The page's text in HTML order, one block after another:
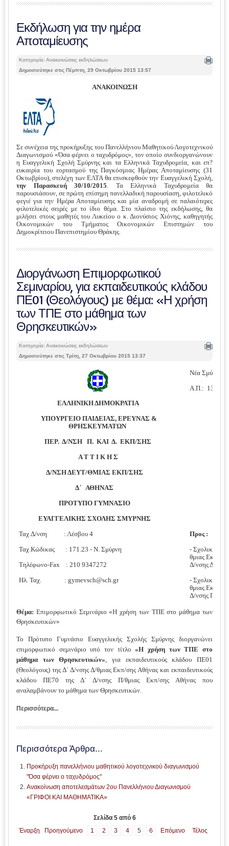
Εκδήλωση για την ημέρα
Αποταμίευσης
Κατηγορία: Ανακοινώσεις εκδηλώσεων
Δημοσιεύτηκε στις Πέμπτη, 29 Οκτωβρίου 2015 13:57
ΑΝΑΚΟΙΝΩΣΗ
Σε συνέχεια της προκήρυξης του Πανελλήνιου Μαθητικού Λογοτεχνικού
Διαγωνισμού «Όσα φέρνει ο ταχυδρόμος», τον οποίο συνδιοργανώνουν
η Ευαγγελική Σχολή Σμύρνης και τα Ελληνικά Ταχυδρομεία, και επ?
ευκαιρία του εορτασμού της Παγκόσμιας Ημέρας Αποταμίευσης (31
Οκτωβρίου), στελέχη των ΕΛΤΑ θα επισκεφθούν την Ευαγγελική Σχολή,
την Παρασκευή 30/10/2015. Τα Ελληνικά Ταχυδρομεία θα
παρουσιάσουν, σε πρώτη επίσημη πανελλαδική παρουσίαση, φιλοτελικό
φεγιέ για την Ημέρα Αποταμίευσης και μία αναδρομή σε παλαιότερες
φιλοτελικές σειρές με το ίδιο θέμα. Στο πλαίσιο της εκδήλωσης, θα
μιλήσει στους μαθητές του Λυκείου ο κ. Διονύσιος Χιόνης, καθηγητής
Οικονομικών του Τμήματος Οικονομικών Επιστημών του
Δημοκρίτειου Πανεπιστημίου Θράκης.
Διοργάνωση Επιμορφωτικού
Σεμιναρίου, για εκπαιδευτικούς κλάδου
ΠΕ01 (Θεολόγους) με θέμα: «Η χρήση
των ΤΠΕ στο μάθημα των
Θρησκευτικών»
Κατηγορία: Ανακοινώσεις εκδηλώσεων
Δημοσιεύτηκε στις Τρίτη, 27 Οκτωβρίου 2015 13:37
EΛΛΗΝΙΚΗ ΔΗΜΟΚΡΑΤΙΑ
ΥΠΟΥΡΓΕΙΟ ΠΑΙΔΕΙΑΣ, ΕΡΕΥΝΑΣ &
ΘΡΗΣΚΕΥΜΑΤΩΝ
ΠΕΡ. Δ/ΝΣΗ Π. ΚΑΙ Δ. ΕΚΠ/ΣΗΣ
Α Τ Τ Ι Κ Η Σ
Νέα Σμύρνη,
Α.Π.: 1377
Δ/ΝΣΗ ΔΕΥΤ/ΘΜΙΑΣ ΕΚΠ/ΣΗΣ
Δ΄ ΑΘΗΝΑΣ
ΠΡΟΤΥΠΟ ΓΥΜΝΑΣΙΟ
ΕΥΑΓΓΕΛΙΚΗΣ ΣΧΟΛΗΣ ΣΜΥΡΝΗΣ
Ταχ.Δ/νση : Λέσβου 4
Ταχ.Κώδικας : 171.23 - Ν. Σμύρνη
Τηλέφωνο-Fax: 210 9347272
Ηλ. Ταχ. : gymevsch@sch.gr
Προς :
- Σχολικές
θμιας Εκπ/
Δ/νσης Δ/
- Σχολικές
θμιας Εκπ/
Δ/νσης Π/
Θέμα: Επιμορφωτικό Σεμινάριο «Η χρήση των ΤΠΕ στο μάθημα των
Θρησκευτικών»
Το Πρότυπο Γυμνάσιο Ευαγγελικής Σχολής Σμύρνης διοργανώνει
επιμορφωτικό σεμινάριο υπό τον τίτλο«Η χρήση των ΤΠΕ στο
μάθημα των Θρησκευτικών», για εκπαιδευτικούς κλάδου ΠΕ01
(Θεολόγους) της Δ΄ Δ/νσης Δ/θμιας Εκπ/σης Αθήνας και εκπαιδευτικούς
κλάδου ΠΕ70 της Δ΄ Δ/νσης Π/θμιας Εκπ/σης Αθήνας που
αναλαμβάνουν το μάθημα των Θρησκευτικών.
Περισσότερα...
Περισσότερα Άρθρα...
Προκήρυξη πανελλήνιου μαθητικού λογοτεχνικού διαγωνισμού
"Όσα φέρνει ο ταχυδρόμος"
Ανακοίνωση αποτελεσμάτων 2ου Πανελλήνιου Διαγωνισμού
«ΓΡΙΦΟΙ ΚΑΙ ΜΑΘΗΜΑΤΙΚΑ»
Σελίδα 5 από 6
Έναρξη
Προηγούμενο 1 2 3 4 5 6 Επόμενο Τέλος